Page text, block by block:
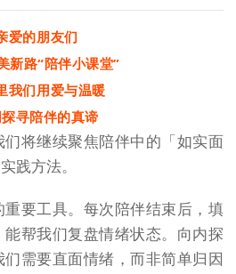
爱的朋友们
新路“陪伴小课堂”
我们用爱与温暖
寻陪伴的真谛
将继续聚焦陪伴中的「如实面
践方法。
要工具。每次陪伴结束后，填
帮我们复盘情绪状态。向内探
需要直面情绪，而非简单归因